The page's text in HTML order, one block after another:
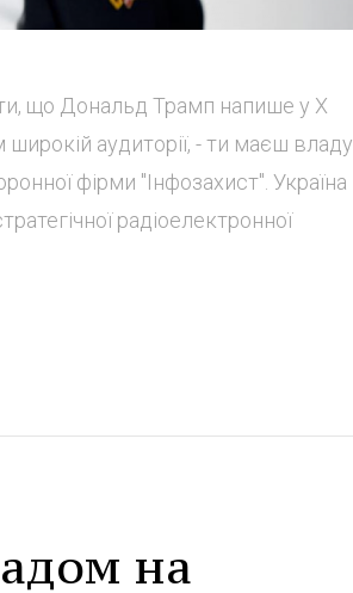
що Дональд Трамп напише у X
аудиторії, - ти маєш владу
фірми "Інфозахист". Україна
радіоелектронної
на